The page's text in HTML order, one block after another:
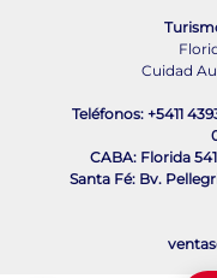
Cuidad
Teléfonos: +5411
CABA: Florida
Santa Fé: Bv.